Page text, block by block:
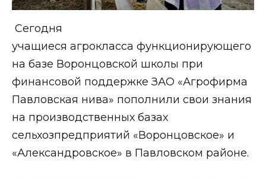
Сегодня
учащиеся агрокласса функционирующего
на базе Воронцовской школы при
финансовой поддержке ЗАО «Агрофирма
Павловская нива» пополнили свои знания
на производственных базах
сельхозпредприятий «Воронцовское» и
«Александровское» в Павловском районе.